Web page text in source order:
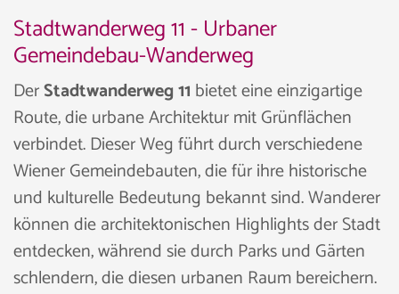
Stadtwanderweg 11 - Urbaner
Gemeindebau-Wanderweg
DerStadtwanderweg 11 bietet eine einzigartige
Route, die urbane Architektur mit Grünflächen
verbindet. Dieser Weg führt durch verschiedene
Wiener Gemeindebauten, die für ihre historische
und kulturelle Bedeutung bekannt sind. Wanderer
können die architektonischen Highlights der Stadt
entdecken, während sie durch Parks und Gärten
schlendern, die diesen urbanen Raum bereichern.